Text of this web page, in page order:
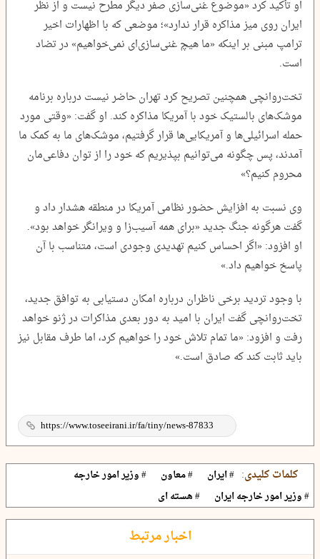
او تأکید کرد «موضوع غنی‌سازی صفر دیگر مطرح نیست و از نظر
ایران روی میز مذاکره قرار ندارد»؛ موضعی که با اظهارات اخیر
ترامپ مبنی بر اینکه «ما هیچ غنی‌سازی‌ای نمی‌خواهیم» در تضاد
است.
تخت‌روانچی همچنین تصریح کرد تهران حاضر نیست درباره برنامه
موشک‌های بالستیک خود با آمریکا مذاکره کند. او گفت: «وقتی مورد
حمله اسرائیلی‌ها و آمریکایی‌ها قرار گرفتیم، موشک‌های ما به کمک ما
آمدند، پس چگونه می‌توانیم بپذیریم که خود را از توان دفاعی‌مان
محروم کنیم؟»
وی نسبت به افزایش حضور نظامی آمریکا در منطقه هشدار داد و
گفت هرگونه جنگ جدید «برای همه آسیب‌زا و ویرانگر خواهد بود».
او افزود: «اگر احساس کنیم تهدیدی وجودی است، متناسب با آن
پاسخ خواهیم داد.»
با وجود تردید برخی ناظران درباره امکان دستیابی به توافق جدید،
تخت‌روانچی گفت ایران با امید به دور بعدی مذاکرات در ژنو خواهد
رفت و افزود: «ما تمام تلاش خود را خواهیم کرد، اما طرف مقابل نیز
باید ثابت کند که صادق است.»
کلمات کلیدی: # ایران # معاون
# وزیر امور خارجه
# وزیر امور خارجه ایران
# هسته ای
اخبار مرتبط